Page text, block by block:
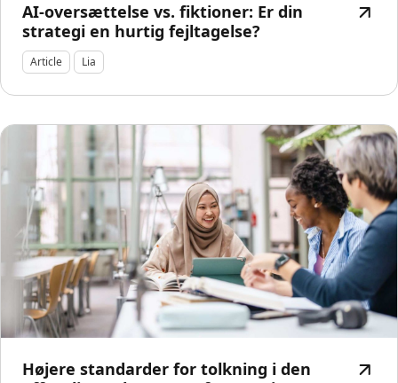
AI-oversættelse vs. fiktioner: Er din
strategi en hurtig fejltagelse?
Article Lia
Højere standarder for tolkning i den